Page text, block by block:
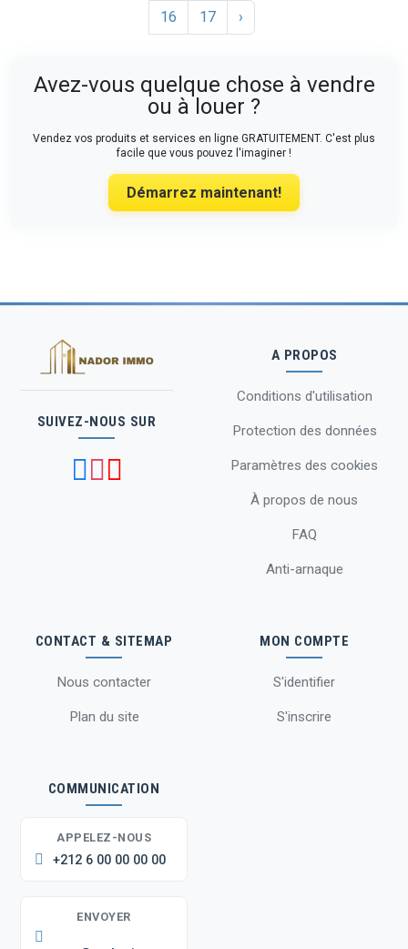
16 17 ›
Avez-vous quelque chose à vendre
ou à louer ?
Vendez vos produits et services en ligne GRATUITEMENT. C'est plus
facile que vous pouvez l'imaginer !
Démarrez maintenant!
SUIVEZ-NOUS SUR
A PROPOS
Conditions d'utilisation
Protection des données
Paramètres des cookies
À propos de nous
FAQ
Anti-arnaque
CONTACT & SITEMAP
Nous contacter
Plan du site
MON COMPTE
S'identifier
S'inscrire
COMMUNICATION
APPELEZ-NOUS
+212 6 00 00 00 00
ENVOYER